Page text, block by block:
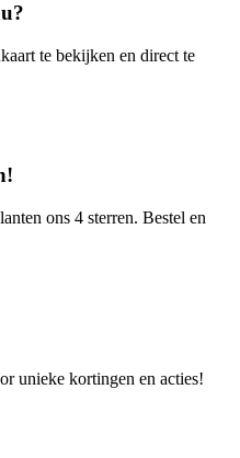
te bekijken en direct te
ons 4 sterren. Bestel en
unieke kortingen en acties!